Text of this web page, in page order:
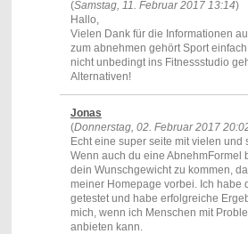
(Samstag, 11. Februar 2017 13:14)
Hallo,
Vielen Dank für die Informationen
zum abnehmen gehört Sport
nicht unbedingt ins Fitnessstudio
Alternativen!
Jonas
(Donnerstag, 02. Februar 2017
Echt eine super seite mit vielen und
Wenn auch du eine AbnehmFormel
dein Wunschgewicht zu kommen,
meiner Homepage vorbei. Ich habe
getestet und habe erfolgreiche
mich, wenn ich Menschen mit
anbieten kann.